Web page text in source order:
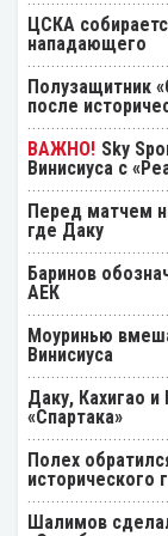
ЦСКА
нападающего
Полузащитник
после
Sky
Винисиуса с
Перед матчем
где Даку
Баринов
АЕК
Моуринью
Винисиуса
Даку, Кахигао
«Спартака»
Полех
исторического
Шалимов